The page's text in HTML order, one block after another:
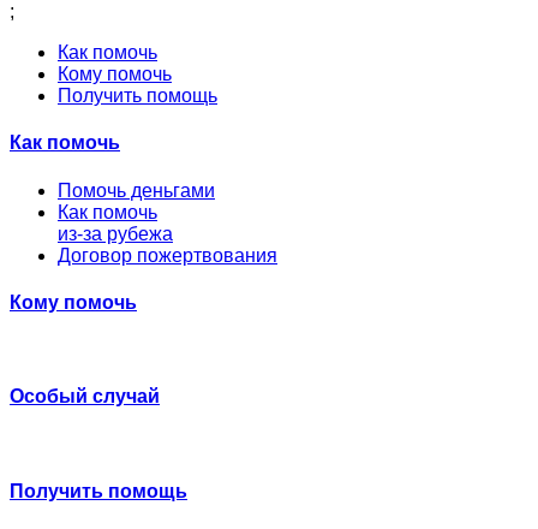
;
Как помочь
Кому помочь
Получить помощь
Как помочь
Помочь деньгами
Как помочь
из-за рубежа
Договор пожертвования
Кому помочь
Особый случай
Получить помощь